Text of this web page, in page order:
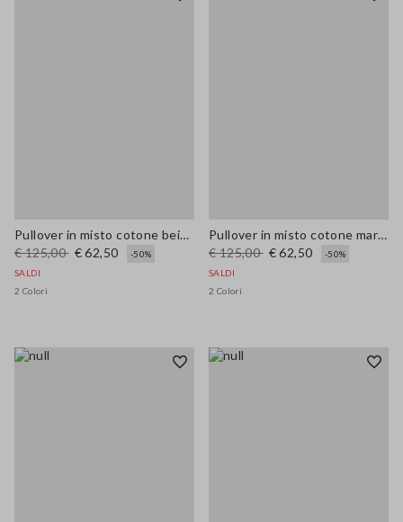
Pullover in misto cotone beige regular fit con motivo a quadri
€ 125,00 € 62,50
-50%
SALDI
2 Colori
Pullover in misto cotone marrone regular fit con motivo a quadri
€ 125,00 € 62,50
-50%
SALDI
2 Colori